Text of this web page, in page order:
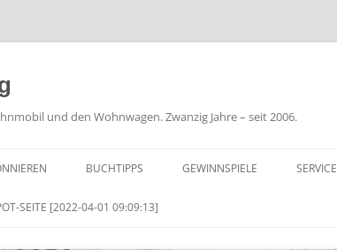
und den Wohnwagen. Zwanzig Jahre – seit 2006.
BUCHTIPPS GEWINNSPIELE SERVICE
SEITE [2022-04-01 09:09:13]